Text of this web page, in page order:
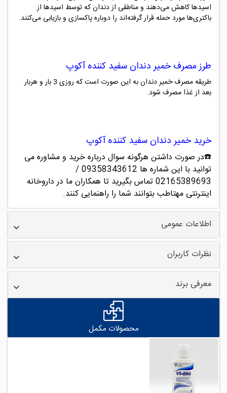
اسیدها کاهش می‌دهند و مناطقی از دندان که توسط اسیدها از
باکتری‌ها مورد حمله قرار گرفته‌اند را دوباره پاکسازی و بازیابی می‌کنند.
طرز مصرفخمیر دندان سفید کننده آکوپ
طریقه مصرف خمیر دندان به این صورت است که روزی 3 بار و هربار
بعد از غذا مصرف شود.
خریدخمیر دندان سفید کننده آکوپ
☎️در صورت داشتن هرگونه سوال درباره خرید و مشاوره می
توانید با این شماره ها 09358343612 /
02165389693تماس بگیرید تا همکاران ما در داروخانه
اینترنتی مهتاطب بتوانند شما را راهنمایی کنند.
اطلاعات عمومی
نظرات کاربران
معرفی برند
محصولات مکمل